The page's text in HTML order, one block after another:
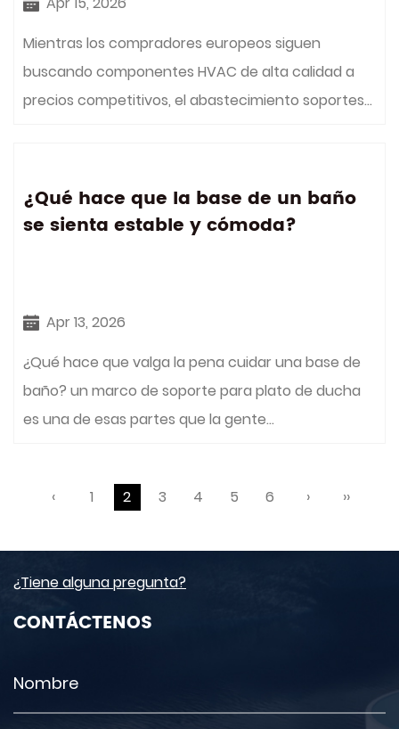
Mientras los compradores europeos siguen
buscando componentes HVAC de alta calidad a
precios competitivos, el abastecimiento soportes...
¿Qué hace que la base de un baño
se sienta estable y cómoda?
Apr 13, 2026
¿Qué hace que valga la pena cuidar una base de
baño? un marco de soporte para plato de ducha
es una de esas partes que la gente...
‹ 1 2 3 4 5 6 › ››
¿Tiene alguna pregunta?
CONTÁCTENOS